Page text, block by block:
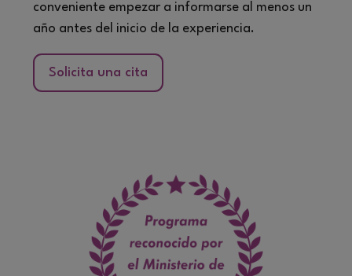
conveniente empezar a informarse al menos un
año antes del inicio de la experiencia.
Solicita una cita